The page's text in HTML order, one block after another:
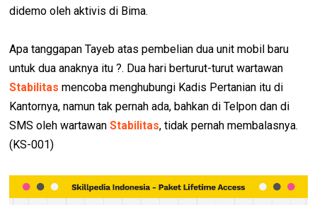
didemo oleh aktivis di Bima.
Apa tanggapan Tayeb atas pembelian dua unit mobil baru
untuk dua anaknya itu ?. Dua hari berturut-turut wartawan
Stabilitas mencoba menghubungi Kadis Pertanian itu di
Kantornya, namun tak pernah ada, bahkan di Telpon dan di
SMS oleh wartawanStabilitas, tidak pernah membalasnya.
(KS-001)